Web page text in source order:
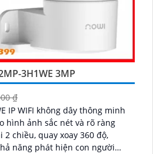
3H1WE 3MP
₫
IP WIFI không dây thông minh
hình ảnh sắc nét và rõ ràng
chiều, quay xoay 360 độ,
năng phát hiện con người